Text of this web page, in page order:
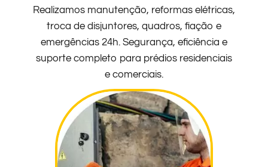
Realizamos manutenção, reformas elétricas,
troca de disjuntores, quadros, fiação e
emergências 24h. Segurança, eficiência e
suporte completo para prédios residenciais
e comerciais.